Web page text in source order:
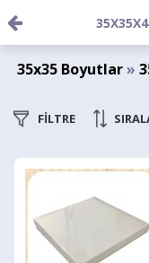
35x35 Boyutlar»
FİLTRE